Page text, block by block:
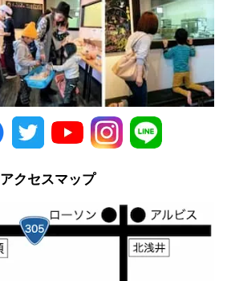
アクセスマップ